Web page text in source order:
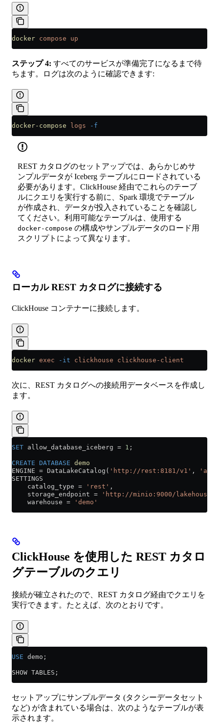
docker compose up
ステップ 4: すべてのサービスが準備完了になるまで待
ちます。ログは次のように確認できます:
docker-compose logs -f
REST カタログのセットアップでは、あらかじめサ
ンプルデータが Iceberg テーブルにロードされている
必要があります。ClickHouse 経由でこれらのテーブ
ルにクエリを実行する前に、Spark 環境でテーブル
が作成され、データが投入されていることを確認し
てください。利用可能なテーブルは、使用する
docker-compose の構成やサンプルデータのロード用
スクリプトによって異なります。
ローカル REST カタログに接続する
ClickHouse コンテナーに接続します。
docker exec -it clickhouse clickhouse-client
次に、REST カタログへの接続用データベースを作成し
ます。
SET allow_database_iceberg = 1 ;
CREATE DATABASE demo
ENGINE = DataLakeCatalog( 'http://rest:8181/v1' ,
SETTINGS
    catalog_type
= 'rest' ,
    storage_endpoint
= 'http://minio:9000/lakehouse'
    warehouse
= 'demo'
ClickHouse を使用した REST カタロ
グテーブルのクエリ
接続が確立されたので、REST カタログ経由でクエリを
実行できます。たとえば、次のとおりです。
USE demo;
SHOW TABLES;
セットアップにサンプルデータ (タクシーデータセット
など) が含まれている場合は、次のようなテーブルが表
示されます。